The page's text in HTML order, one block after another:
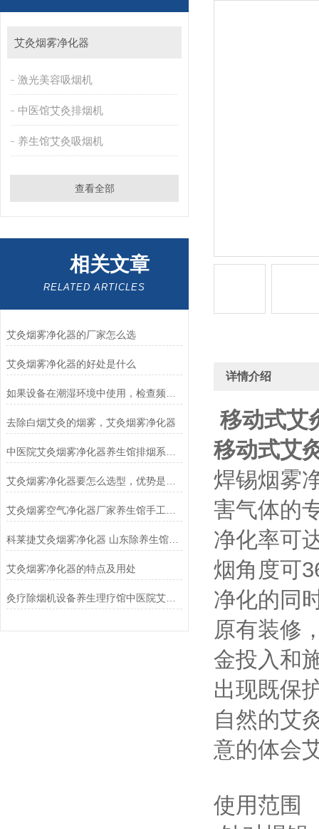
艾灸烟雾净化器
激光美容吸烟机
中医馆艾灸排烟机
养生馆艾灸吸烟机
查看全部
相关文章
RELATED ARTICLES
艾灸烟雾净化器的厂家怎么选
艾灸烟雾净化器的好处是什么
去除白烟艾灸的烟雾，艾灸烟雾净化器
科莱捷艾灸烟雾净化器 山东除养生馆艾烟设备
艾灸烟雾净化器的特点及用处
灸疗除烟机设备养生理疗馆中医院艾灸烟雾净化器
详情介绍
移动式艾
移动式艾
焊锡烟雾
害气体的
净化率可
烟角度可
净化的同
原有装修
金投入和
出现既保
自然的艾
意的体会
使用范围